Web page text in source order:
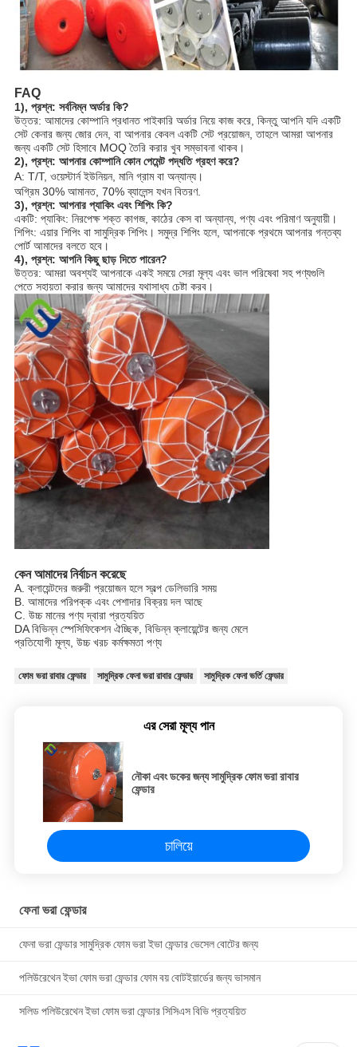
FAQ
1), প্রশ্ন: সর্বনিম্ন অর্ডার কি?
উত্তর: আমাদের কোম্পানি প্রধানত পাইকারি অর্ডার নিয়ে কাজ করে, কিন্তু আপনি যদি একটি
সেট কেনার জন্য জোর দেন, বা আপনার কেবল একটি সেট প্রয়োজন, তাহলে আমরা আপনার
জন্য একটি সেট হিসাবে MOQ তৈরি করার খুব সম্ভাবনা থাকব।
2), প্রশ্ন: আপনার কোম্পানি কোন পেমেন্ট পদ্ধতি গ্রহণ করে?
A: T/T, ওয়েস্টার্ন ইউনিয়ন, মানি গ্রাম বা অন্যান্য।
অগ্রিম 30% আমানত, 70% ব্যালেন্স যখন বিতরণ.
3), প্রশ্ন: আপনার প্যাকিং এবং শিপিং কি?
একটি: প্যাকিং: নিরপেক্ষ শক্ত কাগজ, কাঠের কেস বা অন্যান্য, পণ্য এবং পরিমাণ অনুযায়ী।
শিপিং: এয়ার শিপিং বা সামুদ্রিক শিপিং। সমুদ্র শিপিং হলে, আপনাকে প্রথমে আপনার গন্তব্য
পোর্ট আমাদের বলতে হবে।
4), প্রশ্ন: আপনি কিছু ছাড় দিতে পারেন?
উত্তর: আমরা অবশ্যই আপনাকে একই সময়ে সেরা মূল্য এবং ভাল পরিষেবা সহ পণ্যগুলি
পেতে সহায়তা করার জন্য আমাদের যথাসাধ্য চেষ্টা করব।
কেন আমাদের নির্বাচন করেছে
A. ক্লায়েন্টদের জরুরী প্রয়োজন হলে স্বল্প ডেলিভারি সময়
B. আমাদের পরিপক্ক এবং পেশাদার বিক্রয় দল আছে
C. উচ্চ মানের পণ্য দ্বারা প্রত্যয়িত
DA বিভিন্ন স্পেসিফিকেশন ঐচ্ছিক, বিভিন্ন ক্লায়েন্টের জন্য মেলে
প্রতিযোগী মূল্য, উচ্চ খরচ কর্মক্ষমতা পণ্য
ফোম ভরা রাবার ফেন্ডার সামুদ্রিক ফেনা ভরা রাবার ফেন্ডার সামুদ্রিক ফেনা ভর্তি ফেন্ডার
এর সেরা মূল্য পান
নৌকা এবং ডকের জন্য সামুদ্রিক ফোম ভরা রাবার
ফেন্ডার
চালিয়ে
ফেনা ভরা ফেন্ডার
ফেনা ভরা ফেন্ডার সামুদ্রিক ফোম ভরা ইভা ফেন্ডার ভেসেল বোটের জন্য
পলিউরেথেন ইভা ফোম ভরা ফেন্ডার ফোম বয় বোটইয়ার্ডের জন্য ভাসমান
সলিড পলিউরেথেন ইভা ফোম ভরা ফেন্ডার সিসিএস বিভি প্রত্যয়িত